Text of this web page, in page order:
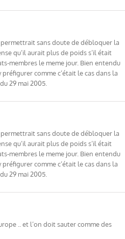
sans doute de débloquer la
qu’il aurait plus de poids s’il était
membres le meme jour. Bien entendu
comme c’était le cas dans la
29 mai 2005.
sans doute de débloquer la
qu’il aurait plus de poids s’il était
membres le meme jour. Bien entendu
comme c’était le cas dans la
29 mai 2005.
.. et l’on doit sauter comme des